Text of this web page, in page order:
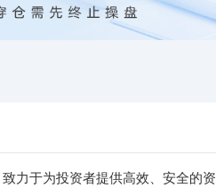
力于为投资者提供高效、安全的